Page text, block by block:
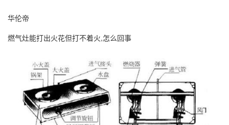
华伦帝
燃气灶能打出火花但打不着火,怎么回事